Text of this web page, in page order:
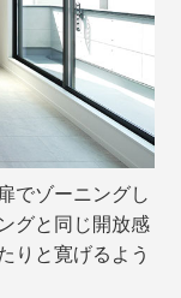
でゾーニングし
グと同じ開放感
りと寛げるよう